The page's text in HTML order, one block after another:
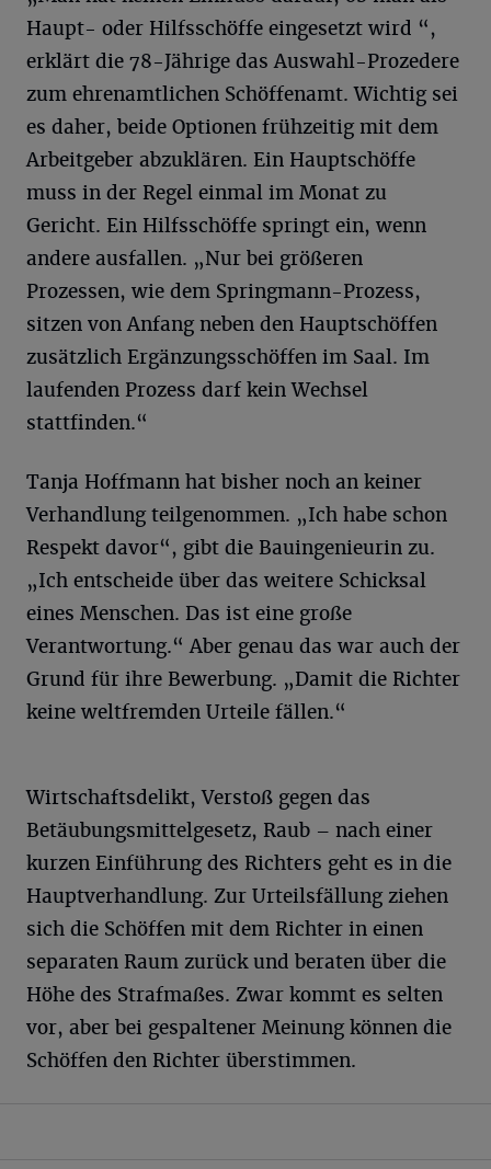
Haupt- oder Hilfsschöffe eingesetzt wird “,
erklärt die 78-Jährige das Auswahl-Prozedere
zum ehrenamtlichen Schöffenamt. Wichtig sei
es daher, beide Optionen frühzeitig mit dem
Arbeitgeber abzuklären. Ein Hauptschöffe
muss in der Regel einmal im Monat zu
Gericht. Ein Hilfsschöffe springt ein, wenn
andere ausfallen. „Nur bei größeren
Prozessen, wie dem Springmann-Prozess,
sitzen von Anfang neben den Hauptschöffen
zusätzlich Ergänzungsschöffen im Saal. Im
laufenden Prozess darf kein Wechsel
stattfinden.“
Tanja Hoffmann hat bisher noch an keiner
Verhandlung teilgenommen. „Ich habe schon
Respekt davor“, gibt die Bauingenieurin zu.
„Ich entscheide über das weitere Schicksal
eines Menschen. Das ist eine große
Verantwortung.“ Aber genau das war auch der
Grund für ihre Bewerbung. „Damit die Richter
keine weltfremden Urteile fällen.“
Wirtschaftsdelikt, Verstoß gegen das
Betäubungsmittelgesetz, Raub – nach einer
kurzen Einführung des Richters geht es in die
Hauptverhandlung. Zur Urteilsfällung ziehen
sich die Schöffen mit dem Richter in einen
separaten Raum zurück und beraten über die
Höhe des Strafmaßes. Zwar kommt es selten
vor, aber bei gespaltener Meinung können die
Schöffen den Richter überstimmen.